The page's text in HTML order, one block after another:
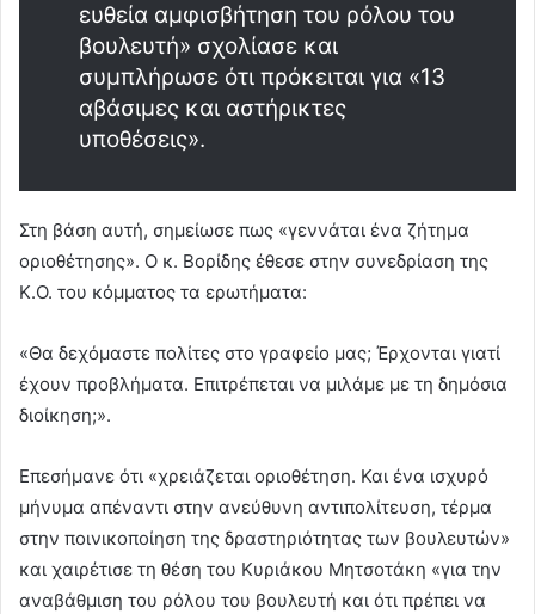
ευθεία αμφισβήτηση του ρόλου του
βουλευτή» σχολίασε και
συμπλήρωσε ότι πρόκειται για «13
αβάσιμες και αστήρικτες
υποθέσεις».
Στη βάση αυτή, σημείωσε πως «γεννάται ένα ζήτημα
οριοθέτησης». Ο κ. Βορίδης έθεσε στην συνεδρίαση της
Κ.Ο. του κόμματος τα ερωτήματα:
«Θα δεχόμαστε πολίτες στο γραφείο μας; Έρχονται γιατί
έχουν προβλήματα. Επιτρέπεται να μιλάμε με τη δημόσια
διοίκηση;».
Επεσήμανε ότι «χρειάζεται οριοθέτηση. Και ένα ισχυρό
μήνυμα απέναντι στην ανεύθυνη αντιπολίτευση, τέρμα
στην ποινικοποίηση της δραστηριότητας των βουλευτών»
και χαιρέτισε τη θέση του Κυριάκου Μητσοτάκη «για την
αναβάθμιση του ρόλου του βουλευτή και ότι πρέπει να